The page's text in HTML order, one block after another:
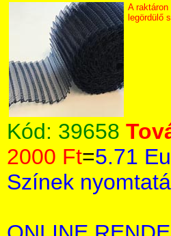
A
legördülő
Kód: 39658
2000 Ft=5.71
Színek